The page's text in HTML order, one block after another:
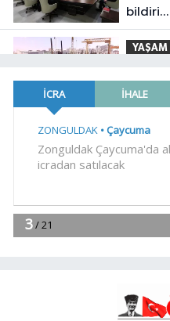
YAŞAM
gemi
18:52Türk Tarih Kurumu'ndan tarihi
18:48 .